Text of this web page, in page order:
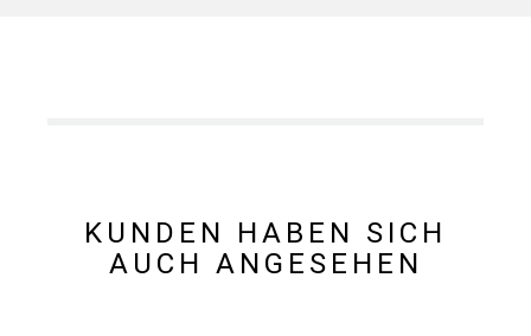
KUNDEN HABEN SICH
AUCH ANGESEHEN